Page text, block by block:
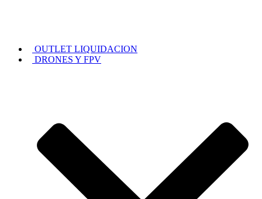
OUTLET LIQUIDACION
DRONES Y FPV